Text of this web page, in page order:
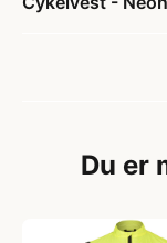
Du er